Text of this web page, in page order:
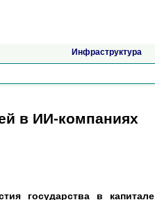
Инфраструктура
в ИИ-компаниях
государства в капитале